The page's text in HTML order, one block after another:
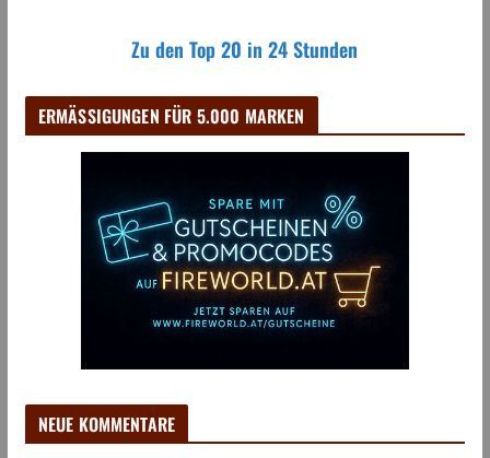
Zu den Top 20 in 24 Stunden
ERMÄSSIGUNGEN FÜR 5.000 MARKEN
NEUE KOMMENTARE